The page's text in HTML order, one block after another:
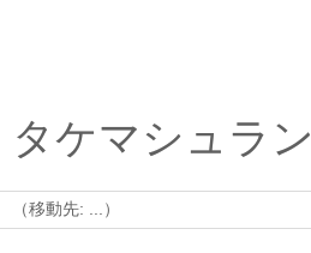
タケマシュラン